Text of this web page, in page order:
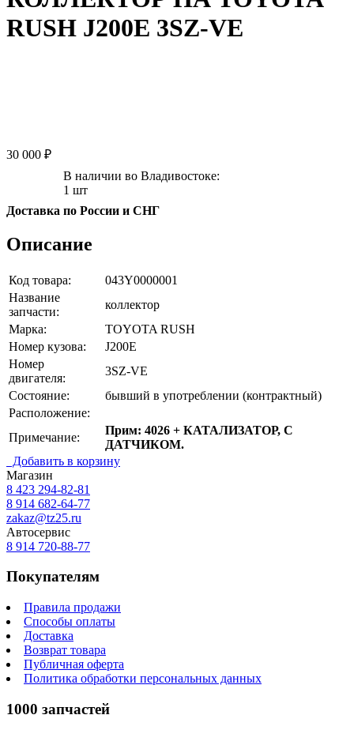
RUSH J200E 3SZ-VE
30 000 ₽
В наличии во Владивостоке:
1 шт
Доставка по России и СНГ
Описание
Код товара:
043Y0000001
Название
запчасти:
коллектор
Марка:
TOYOTA RUSH
Номер кузова:
J200E
Номер
двигателя:
3SZ-VE
Состояние:
бывший в употреблении (контрактный)
Расположение:
Примечание:
Прим: 4026 + КАТАЛИЗАТОР, С
ДАТЧИКОМ.
Добавить в корзину
Магазин
8 423 294-82-81
8 914 682-64-77
zakaz@tz25.ru
Автосервис
8 914 720-88-77
Покупателям
Правила продажи
Способы оплаты
Доставка
Возврат товара
Публичная оферта
Политика обработки персональных данных
1000 запчастей